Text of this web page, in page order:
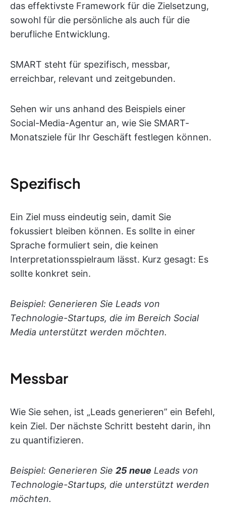
das effektivste Framework für die Zielsetzung,
sowohl für die persönliche als auch für die
berufliche Entwicklung.
SMART steht für spezifisch, messbar,
erreichbar, relevant und zeitgebunden.
Sehen wir uns anhand des Beispiels einer
Social-Media-Agentur an, wie Sie SMART-
Monatsziele für Ihr Geschäft festlegen können.
Spezifisch
Ein Ziel muss eindeutig sein, damit Sie
fokussiert bleiben können. Es sollte in einer
Sprache formuliert sein, die keinen
Interpretationsspielraum lässt. Kurz gesagt: Es
sollte konkret sein.
Beispiel: Generieren Sie Leads von
Technologie-Startups, die im Bereich Social
Media unterstützt werden möchten.
Messbar
Wie Sie sehen, ist „Leads generieren” ein Befehl,
kein Ziel. Der nächste Schritt besteht darin, ihn
zu quantifizieren.
Beispiel: Generieren Sie 25 neue Leads von
Technologie-Startups, die unterstützt werden
möchten.